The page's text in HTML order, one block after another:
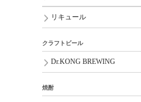
リキュール
クラフトビール
Dr.KONG BREWING
焼酎